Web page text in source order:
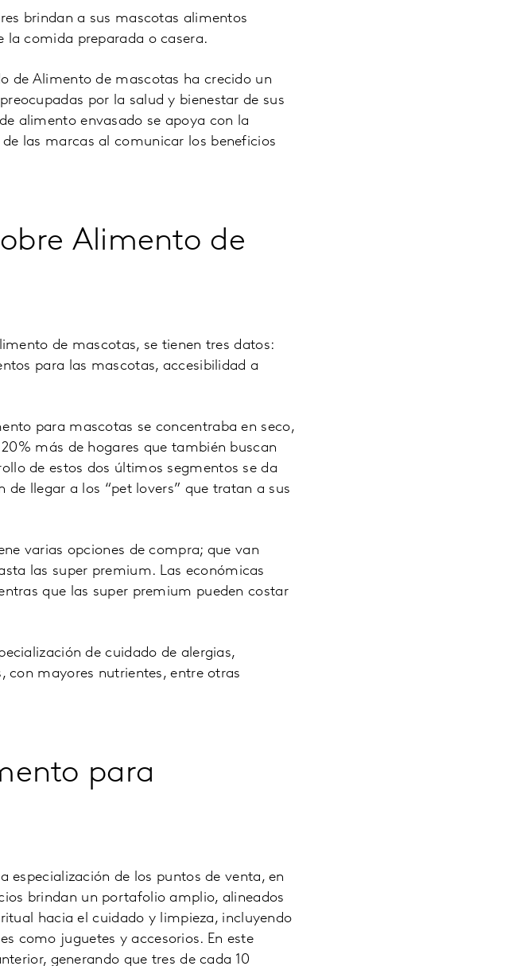
brindan a sus mascotas alimentos
la comida preparada o casera.
de Alimento de mascotas ha crecido un
por la salud y bienestar de sus
alimento envasado se apoya con la
las marcas al comunicar los beneficios
Alimento de
de mascotas, se tienen tres datos:
para las mascotas, accesibilidad a
para mascotas se concentraba en seco,
más de hogares que también buscan
de estos dos últimos segmentos se da
llegar a los “pet lovers” que tratan a sus
varias opciones de compra; que van
las super premium. Las económicas
que las super premium pueden costar
de cuidado de alergias,
con mayores nutrientes, entre otras
para
especialización de los puntos de venta, en
brindan un portafolio amplio, alineados
hacia el cuidado y limpieza, incluyendo
como juguetes y accesorios. En este
generando que tres de cada 10